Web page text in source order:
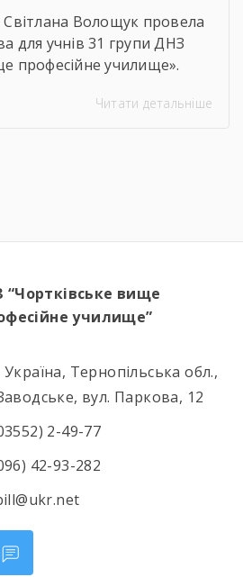
Світлана Волощук провела
для учнів 31 групи ДНЗ
професійне училище».
у живому спілкуванні, з
Читати детальніше
вище
училище”
Україна, Тернопільська обл.,
вул. Паркова, 12
2-49-77
42-93-282